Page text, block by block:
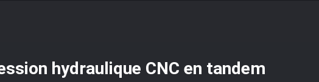
hydraulique CNC en tandem